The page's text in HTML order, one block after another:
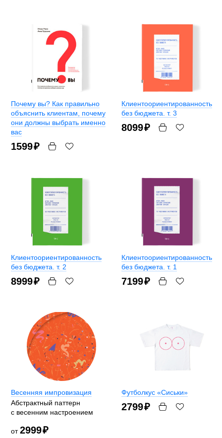
Почему вы? Как правильно
объяснить клиентам, почему
они должны выбрать именно
вас
1599₽
Клиентоориентированность
без бюджета. т. 3
8099₽
Клиентоориентированность
без бюджета. т. 2
8999₽
Клиентоориентированность
без бюджета. т. 1
7199₽
Весенняя импровизация
Абстрактный паттерн
с весенним настроением
от2999₽
Футболкус «Сиськи»
2799₽